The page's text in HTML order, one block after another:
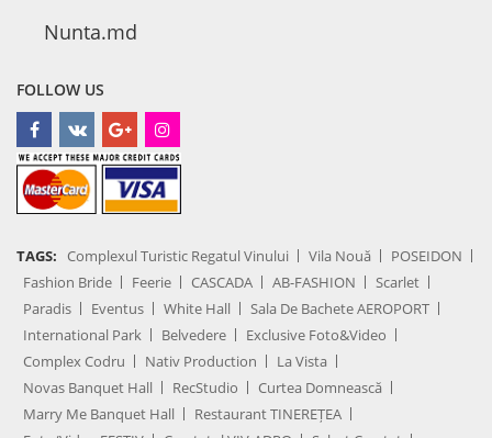
Nunta.md
FOLLOW US
TAGS: Complexul Turistic Regatul Vinului Vila Nouă
POSEIDON
Fashion Bride
Feerie CASCADA AB-FASHION
Scarlet
Paradis
Eventus White Hall
Sala De Bachete AEROPORT
International Park
Belvedere
Exclusive Foto&Video
Complex Codru
Nativ Production
La Vista
Novas Banquet Hall
RecStudio
Curtea Domnească
Marry Me Banquet Hall
Restaurant TINEREȚEA